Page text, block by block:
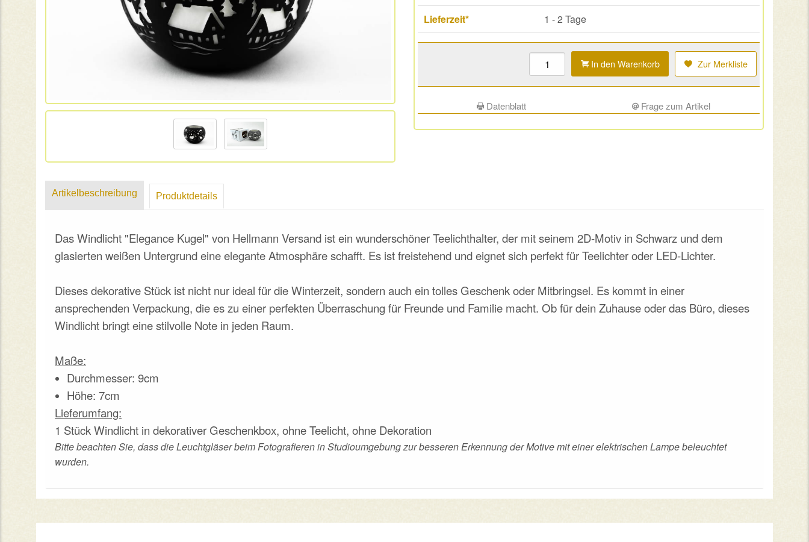
Lieferzeit*
1 - 2 Tage
Zur Merkliste
In den Warenkorb
Datenblatt Frage zum Artikel
Artikelbeschreibung Produktdetails
Das Windlicht "Elegance Kugel" von Hellmann Versand ist ein wunderschöner Teelichthalter, der mit seinem 2D-Motiv in Schwarz und dem
glasierten weißen Untergrund eine elegante Atmosphäre schafft. Es ist freistehend und eignet sich perfekt für Teelichter oder LED-Lichter.
Dieses dekorative Stück ist nicht nur ideal für die Winterzeit, sondern auch ein tolles Geschenk oder Mitbringsel. Es kommt in einer
ansprechenden Verpackung, die es zu einer perfekten Überraschung für Freunde und Familie macht. Ob für dein Zuhause oder das Büro, dieses
Windlicht bringt eine stilvolle Note in jeden Raum.
Maße:
Durchmesser: 9cm
Höhe: 7cm
Lieferumfang:
1 Stück Windlicht in dekorativer Geschenkbox, ohne Teelicht, ohne Dekoration
Bitte beachten Sie, dass die Leuchtgläser beim Fotografieren in Studioumgebung zur besseren Erkennung der Motive mit einer elektrischen Lampe beleuchtet
wurden.